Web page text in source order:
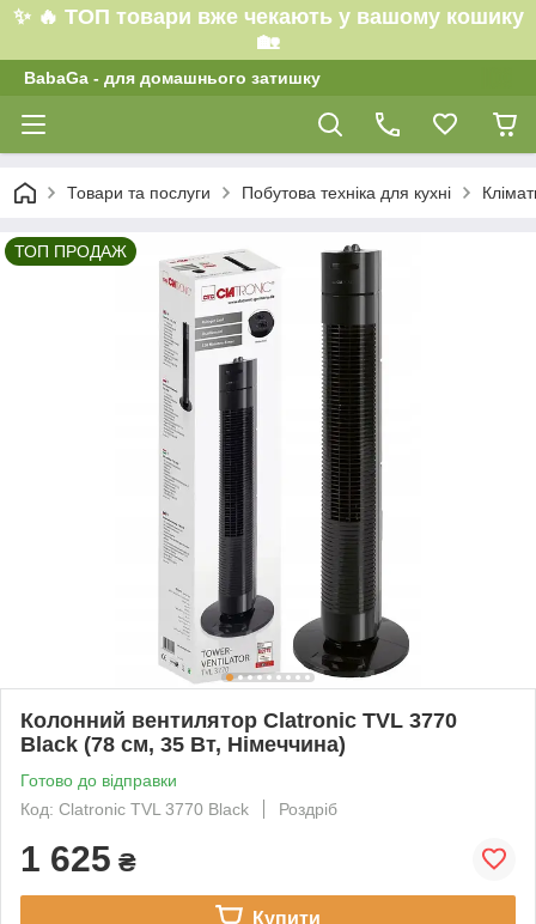
✨ 🔥 ТОП товари вже чекають у вашому кошику
🏡
BabaGa - для домашнього затишку
Товари та послуги Побутова техніка для кухні
ТОП ПРОДАЖ
Колонний вентилятор Clatronic TVL 3770
Black (78 см, 35 Вт, Німеччина)
Готово до відправки
Код: Clatronic TVL 3770 Black
Роздріб
1 625 ₴
Купити